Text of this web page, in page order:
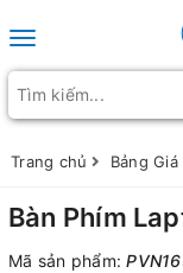
Toggle navigation
Trang chủ Bảng
Bàn Phím
Mã sản phẩm: